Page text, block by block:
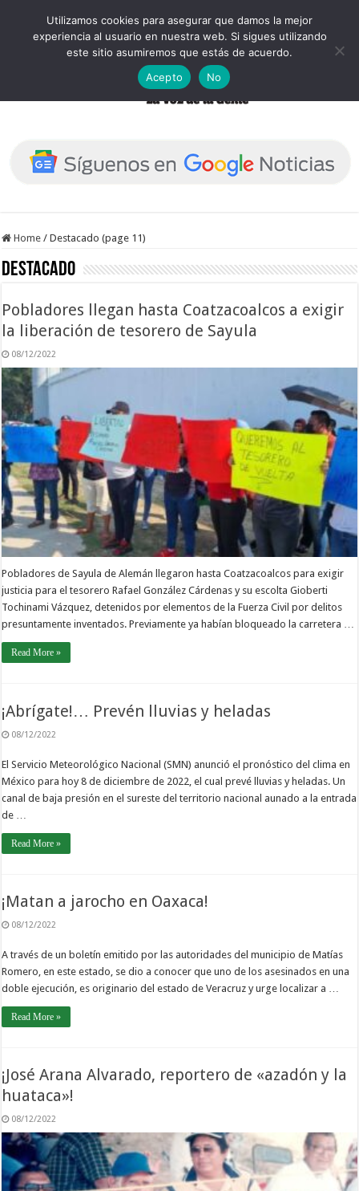
Home / Destacado (page 11)
Destacado
Pobladores llegan hasta Coatzacoalcos a exigir
la liberación de tesorero de Sayula
08/12/2022
Pobladores de Sayula de Alemán llegaron hasta Coatzacoalcos para exigir
justicia para el tesorero Rafael González Cárdenas y su escolta Gioberti
Tochinami Vázquez, detenidos por elementos de la Fuerza Civil por delitos
presuntamente inventados. Previamente ya habían bloqueado la carretera …
Read More »
¡Abrígate!… Prevén lluvias y heladas
08/12/2022
El Servicio Meteorológico Nacional (SMN) anunció el pronóstico del clima en
México para hoy 8 de diciembre de 2022, el cual prevé lluvias y heladas. Un
canal de baja presión en el sureste del territorio nacional aunado a la entrada
de …
Read More »
¡Matan a jarocho en Oaxaca!
08/12/2022
A través de un boletín emitido por las autoridades del municipio de Matías
Romero, en este estado, se dio a conocer que uno de los asesinados en una
doble ejecución, es originario del estado de Veracruz y urge localizar a …
Read More »
¡José Arana Alvarado, reportero de «azadón y la
huataca»!
08/12/2022
Utilizamos cookies para asegurar que damos la mejor
experiencia al usuario en nuestra web. Si sigues utilizando
este sitio asumiremos que estás de acuerdo.
Acepto
No